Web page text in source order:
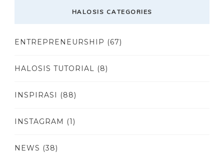
HALOSIS CATEGORIES
ENTREPRENEURSHIP (67)
HALOSIS TUTORIAL (8)
INSPIRASI (88)
INSTAGRAM (1)
NEWS (38)